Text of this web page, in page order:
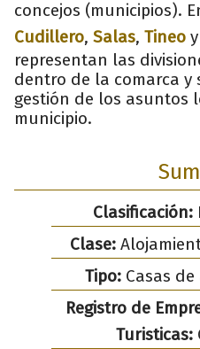
concejos (municipios).
Cudillero, Salas, Tineo y
representan las
dentro de la comarca y
gestión de los asuntos
municipio.
Clasificación:
Clase:
Tipo: Casas
Registro de
Turisticas: